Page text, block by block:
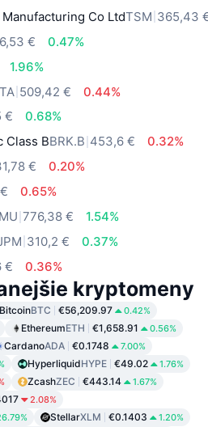
Co LtdTSM 365,43
€
0.47%
1.96%
509,42 €
0.44%
€
0.68%
Class BBRK.B 453,6 €
0.32%
€
0.20%
0.65%
MU 776,38 €
1.54%
310,2 €
0.37%
€ 0.36%
kryptomeny
BitcoinBTC €56,209.97 0.42%
EthereumETH €1,658.91 0.56%
CardanoADA €0.1748 7.00%
HyperliquidHYPE €49.02 1.76%
ZcashZEC €443.14 1.67%
2.08%
StellarXLM €0.1403 1.20%